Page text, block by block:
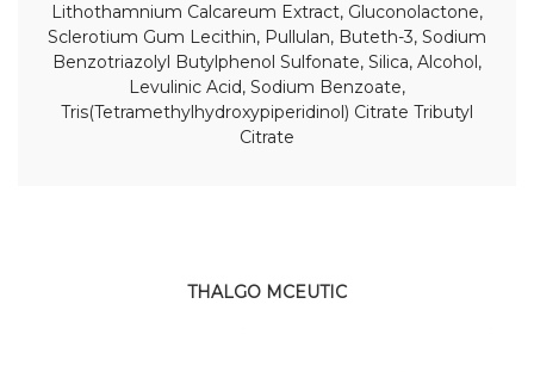
Lithothamnium Calcareum Extract, Gluconolactone,
Sclerotium Gum Lecithin, Pullulan, Buteth-3, Sodium
Benzotriazolyl Butylphenol Sulfonate, Silica, Alcohol,
Levulinic Acid, Sodium Benzoate,
Tris(Tetramethylhydroxypiperidinol) Citrate Tributyl
Citrate
THALGO MCEUTIC